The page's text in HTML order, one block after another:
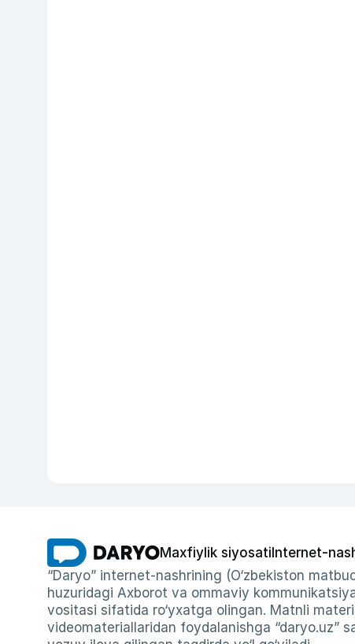
Maxfiylik siyosati Internet-
“Daryo” internet-nashrining (O‘zbekiston
huzuridagi Axborot va ommaviy
vositasi sifatida ro‘yxatga olingan. Matnli
videomateriallaridan foydalanishga “daryo.uz”